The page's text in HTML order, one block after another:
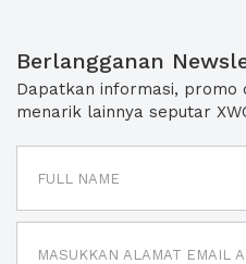
Berlangganan
Dapatkan informasi, promo
menarik lainnya seputar